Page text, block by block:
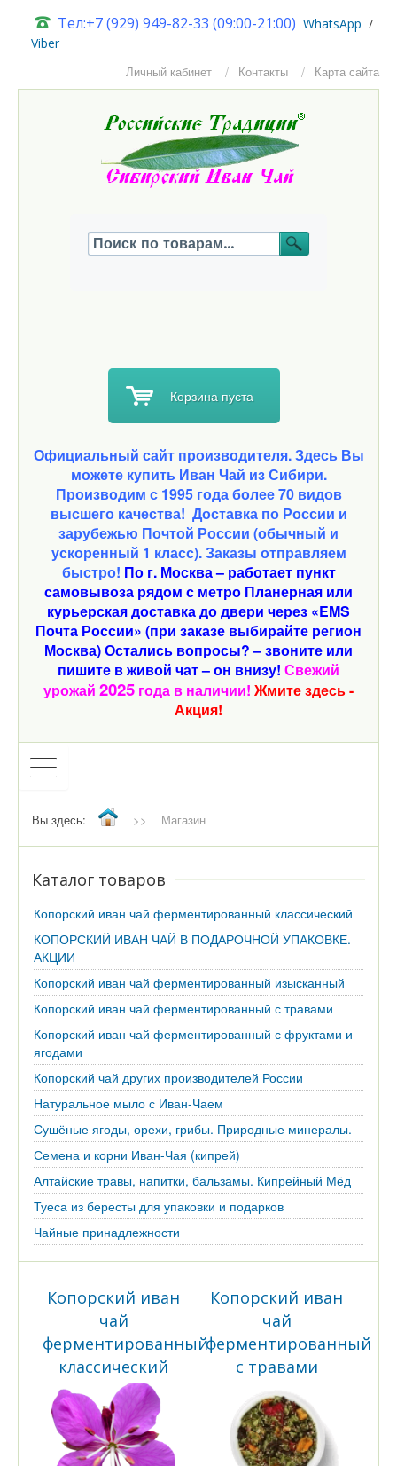
Тел:+7 (929) 949-82-33 (09:00-21:00) WhatsApp /
Viber
Личный кабинет
Контакты Карта сайта
Корзина пуста
Официальный сайт производителя. Здесь Вы
можете купить Иван Чай из Сибири.
Производим с 1995 года более 70 видов
высшего качества! Доставка по России и
зарубежью Почтой России (обычный и
ускоренный 1 класс). Заказы отправляем
быстро! По г. Москва – работает пункт
самовывоза рядом с метро Планерная или
курьерская доставка до двери через «EMS
Почта России» (при заказе выбирайте регион
Москва) Остались вопросы? – звоните или
пишите в живой чат – он внизу! Свежий
урожай 2025 года в наличии! Жмите здесь -
Акция!
Вы здесь: >> Магазин
Каталог товаров
Копорский иван чай ферментированный классический
КОПОРСКИЙ ИВАН ЧАЙ В ПОДАРОЧНОЙ УПАКОВКЕ.
АКЦИИ
Копорский иван чай ферментированный изысканный
Копорский иван чай ферментированный с травами
Копорский иван чай ферментированный с фруктами и
ягодами
Копорский чай других производителей России
Натуральное мыло с Иван-Чаем
Сушёные ягоды, орехи, грибы. Природные минералы.
Семена и корни Иван-Чая (кипрей)
Алтайские травы, напитки, бальзамы. Кипрейный Мёд
Туеса из бересты для упаковки и подарков
Чайные принадлежности
Копорский иван
чай
ферментированный
классический
Копорский иван
чай
ферментированный
с травами